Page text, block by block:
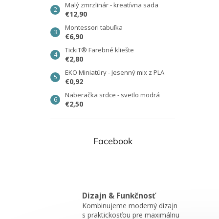
Malý zmrzlinár - kreatívna sada
€12,90
Montessori tabuľka
€6,90
TickiT® Farebné kliešte
€2,80
EKO Miniatúry - Jesenný mix z PLA
€0,92
Naberačka srdce - svetlo modrá
€2,50
Facebook
Dizajn & Funkčnosť
Kombinujeme moderný dizajn
s praktickosťou pre maximálnu